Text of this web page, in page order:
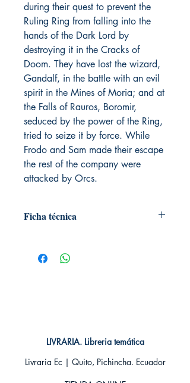
during their quest to prevent the
Ruling Ring from falling into the
hands of the Dark Lord by
destroying it in the Cracks of
Doom. They have lost the wizard,
Gandalf, in the battle with an evil
spirit in the Mines of Moria; and at
the Falls of Rauros, Boromir,
seduced by the power of the Ring,
tried to seize it by force. While
Frodo and Sam made their escape
the rest of the company were
attacked by Orcs.
Ficha técnica
Editorial: HarperCollins Publishers Ltd
Idioma: Inglés
LIVRARIA. Libreria temática
Livraria Ec | Quito, Pichincha. Ecuador